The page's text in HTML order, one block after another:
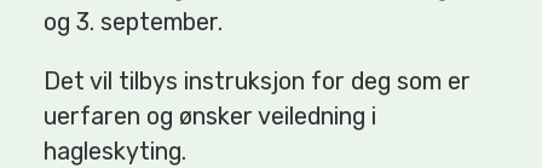
og 3. september.
Det vil tilbys instruksjon for deg som er
uerfaren og ønsker veiledning i
hagleskyting.